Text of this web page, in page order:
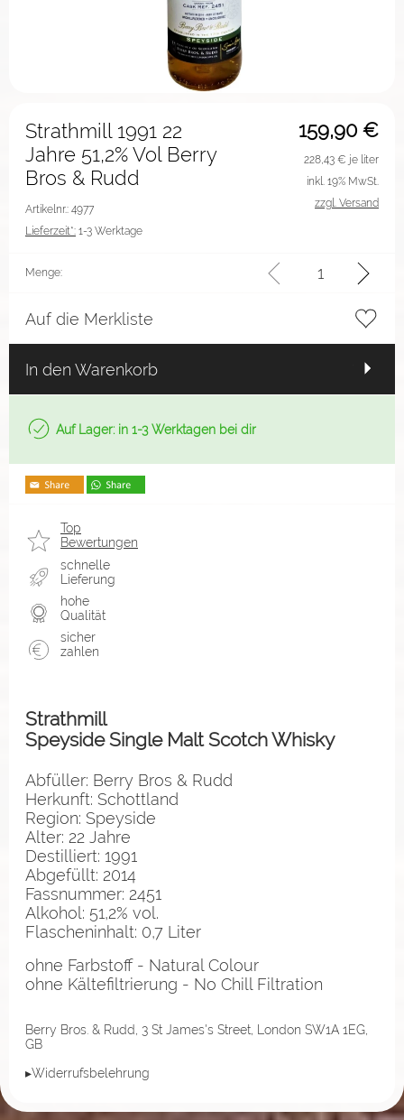
159,90 €
Strathmill 1991 22
Jahre 51,2% Vol Berry
Bros & Rudd
Artikelnr.: 4977
Lieferzeit*: 1-3 Werktage
228,43 € je liter
inkl. 19% MwSt.
zzgl. Versand
Menge:
Auf die Merkliste
In den Warenkorb
Auf Lager: in 1-3 Werktagen bei dir
Top
Bewertungen
schnelle
Lieferung
hohe
Qualität
sicher
zahlen
Strathmill
Speyside Single Malt Scotch Whisky
Abfüller: Berry Bros & Rudd
Herkunft: Schottland
Region: Speyside
Alter: 22 Jahre
Destilliert: 1991
Abgefüllt: 2014
Fassnummer: 2451
Alkohol: 51,2% vol.
Flascheninhalt: 0,7 Liter
ohne Farbstoff - Natural Colour
ohne Kältefiltrierung - No Chill Filtration
Berry Bros. & Rudd, 3 St James's Street, London SW1A 1EG,
GB
▸Widerrufsbelehrung